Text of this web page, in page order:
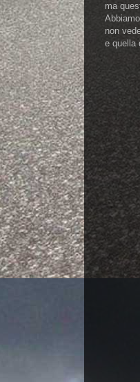
ma
non
e quella